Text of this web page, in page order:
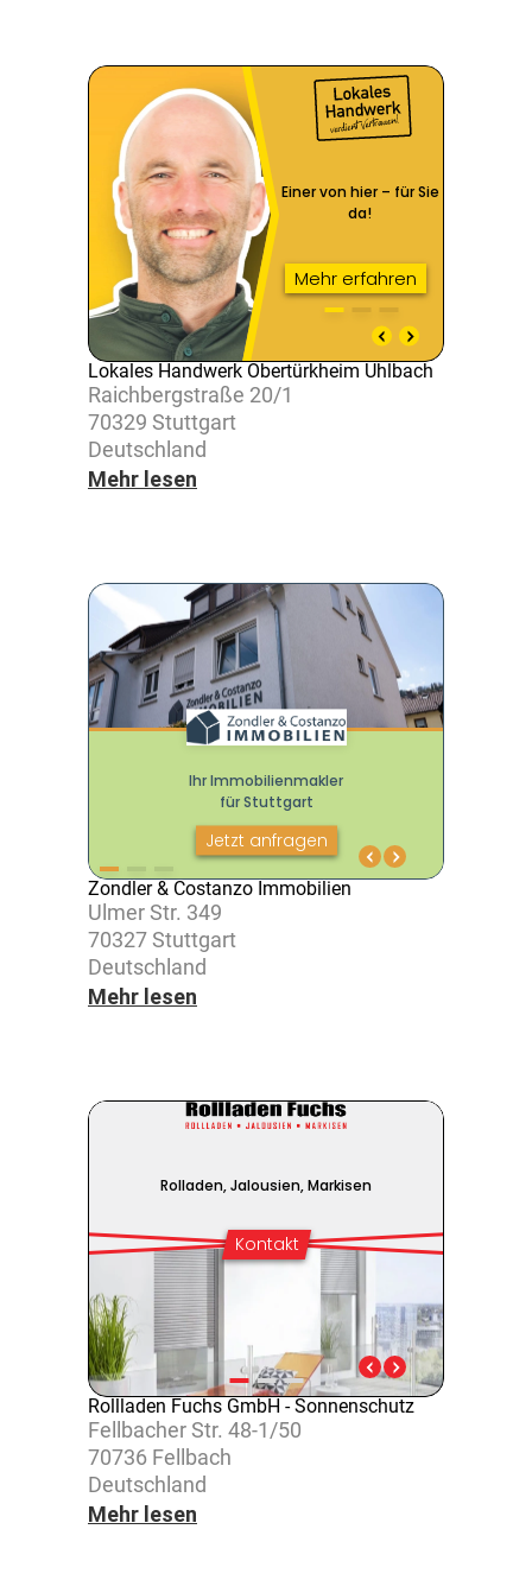
Lokales Handwerk Obertürkheim Uhlbach
Raich­berg­straße 20/1
70329 Stutt­gart
Deutsch­land
Mehr lesen
Zondler & Costanzo Immobilien
Ulmer Str. 349
70327 Stutt­gart
Deutsch­land
Mehr lesen
Rollladen Fuchs GmbH - Sonnenschutz
Fell­ba­cher Str. 48-1/50
70736 Fell­bach
Deutsch­land
Mehr lesen